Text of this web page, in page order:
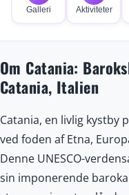
Galleri Aktiviteter
Om Catania:
Catania, Italien
Catania, en livlig kystby
ved foden af Etna,
Denne UNESCO-
sin imponerende